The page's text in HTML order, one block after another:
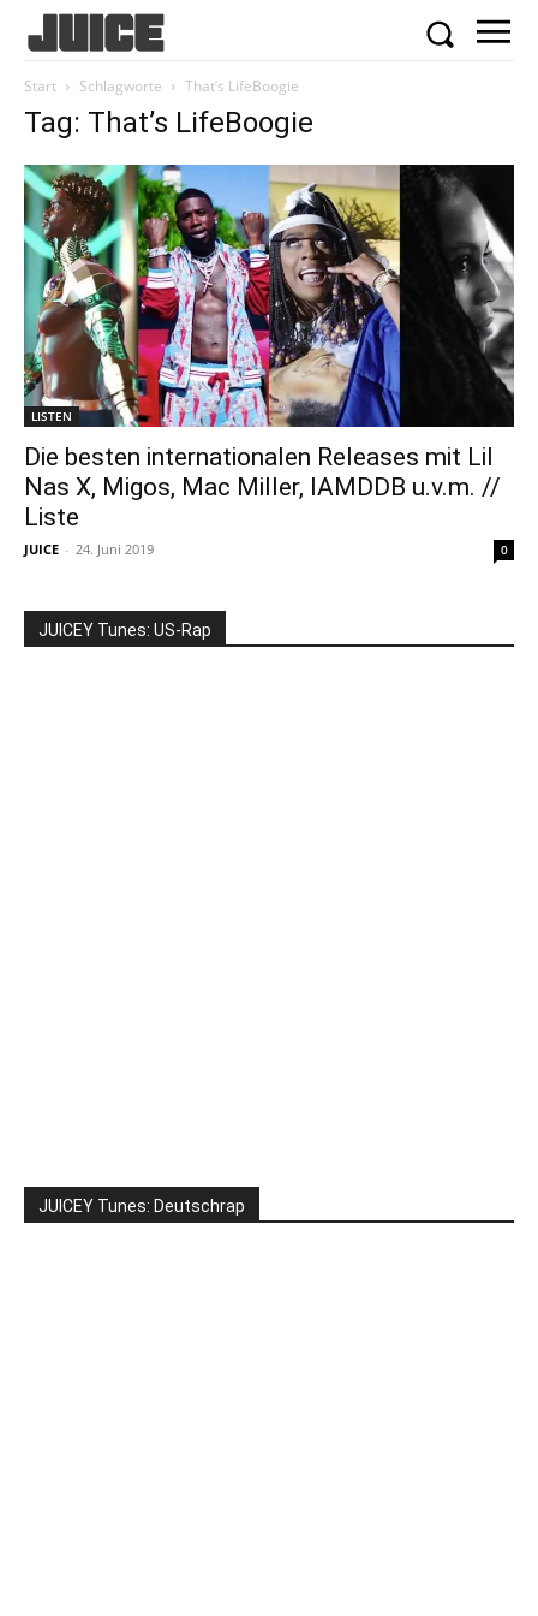
Start Schlagworte That’s LifeBoogie
Tag: That’s LifeBoogie
LISTEN
Die besten internationalen Releases mit Lil
Nas X, Migos, Mac Miller, IAMDDB u.v.m. //
Liste
JUICE - 24. Juni 2019 0
JUICEY Tunes: US-Rap
JUICEY Tunes: Deutschrap